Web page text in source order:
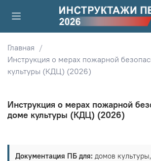
Главная
Инструкция о мерах пожарной
культуры (КДЦ) (2026)
Инструкция о мерах пожарной
доме культуры (КДЦ) (2026)
Документация ПБ для: домов